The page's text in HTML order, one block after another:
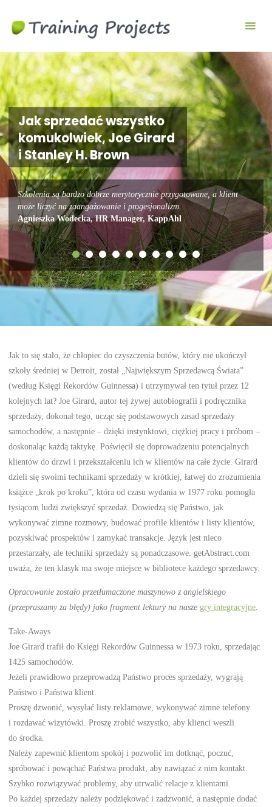
integracyjne,
team
building
Jak sprzedać wszystko
komukolwiek, Joe Girard
i Stanley H. Brown
Szkolenia są bardzo dobrze merytorycznie przygotowane, a klient
może liczyć na zaangażowanie i progesjonalizm.
Agnieszka Wodecka, HR Manager, KappAhl
Jak to się stało, że chłopiec do czyszczenia butów, który nie ukończył
szkoły średniej w Detroit, został „Największym Sprzedawcą Świata”
(według Księgi Rekordów Guinnessa) i utrzymywał ten tytuł przez 12
kolejnych lat? Joe Girard, autor tej żywej autobiografii i podręcznika
sprzedaży, dokonał tego, ucząc się podstawowych zasad sprzedaży
samochodów, a następnie – dzięki instynktowi, ciężkiej pracy i próbom –
doskonaląc każdą taktykę. Poświęcił się doprowadzeniu potencjalnych
klientów do drzwi i przekształceniu ich w klientów na całe życie. Girard
dzieli się swoimi technikami sprzedaży w krótkiej, łatwej do zrozumienia
książce „krok po kroku”, która od czasu wydania w 1977 roku pomogła
tysiącom ludzi zwiększyć sprzedaż. Dowiedzą się Państwo, jak
wykonywać zimne rozmowy, budować profile klientów i listy klientów,
pozyskiwać prospektów i zamykać transakcje. Język jest nieco
przestarzały, ale techniki sprzedaży są ponadczasowe. getAbstract.com
uważa, że ten klasyk ma swoje miejsce w bibliotece każdego sprzedawcy.
Opracowanie zostało przetłumaczone maszynowo z angielskiego
(przepraszamy za błędy) jako fragment lektury na nasze gry integracyjne.
Take-Aways
Joe Girard trafił do Księgi Rekordów Guinnessa w 1973 roku, sprzedając
1425 samochodów.
Jeżeli prawidłowo przeprowadzą Państwo proces sprzedaży, wygrają
Państwo i Państwa klient.
Proszę dzwonić, wysyłać listy reklamowe, wykonywać zimne telefony
i rozdawać wizytówki. Proszę zrobić wszystko, aby klienci weszli
do środka.
Należy zapewnić klientom spokój i pozwolić im dotknąć, poczuć,
spróbować i powąchać Państwa produkt, aby nawiązać z nim kontakt.
Szybko rozwiązywać problemy, aby utrwalić relacje z klientami.
Po każdej sprzedaży należy podziękować i zadzwonić, a następnie dodać